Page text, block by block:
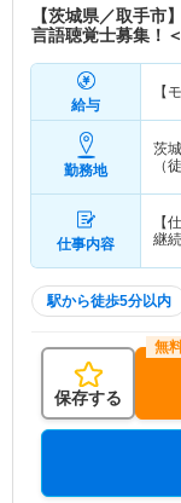
【茨城県／取手
言語聴覚士募集！
給与
【
勤務地
茨
（
仕事内容
【
継
駅から徒歩5分以内
保存する